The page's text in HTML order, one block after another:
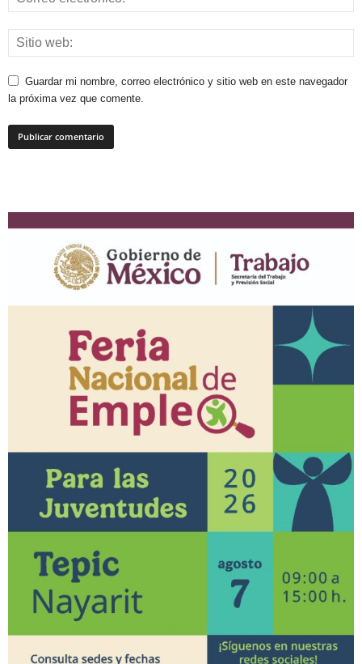
Guardar mi nombre, correo electrónico y sitio web en este navegador
la próxima vez que comente.